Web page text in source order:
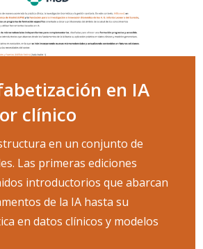
en IA
clínico
en un conjunto de
Las primeras ediciones
introductorios que abarcan
de la IA hasta su
en datos clínicos y modelos